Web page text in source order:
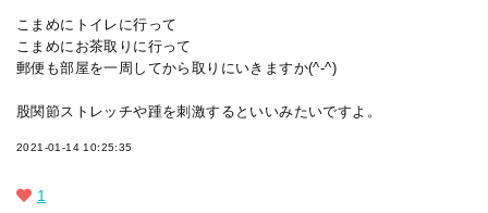
こまめにトイレに行って
こまめにお茶取りに行って
郵便も部屋を一周してから取りにいきますか(^-^)
股関節ストレッチや踵を刺激するといいみたいですよ。
2021-01-14 10:25:35
1